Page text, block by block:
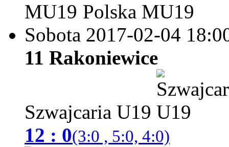
Polska MU19
Sobota 2017-02-04
11 Rakoniewice
Szwajcaria U19
12 : 0(3:0 , 5:0, 4:0)